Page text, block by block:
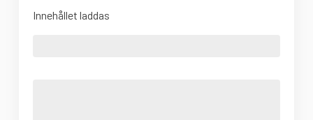
Innehållet laddas